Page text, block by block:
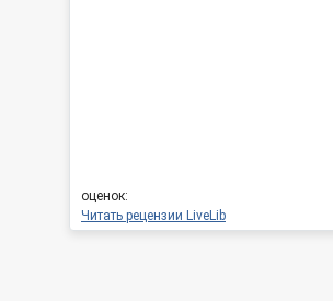
оценок:
Читать рецензии LiveLib